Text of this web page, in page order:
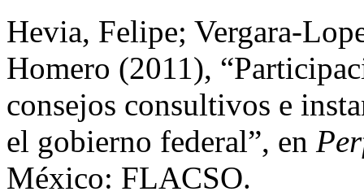
Hevia, Felipe; Vergara-
Homero (2011),
consejos consultivos e
el gobierno federal”, en
México: FLACSO.